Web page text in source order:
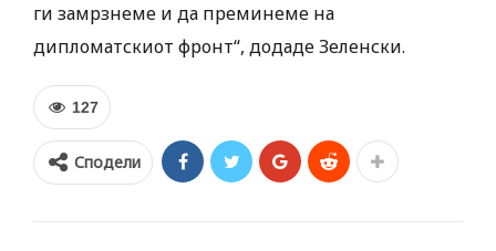
ги замрзнеме и да преминеме на
дипломатскиот фронт“, додаде Зеленски.
127
Сподели